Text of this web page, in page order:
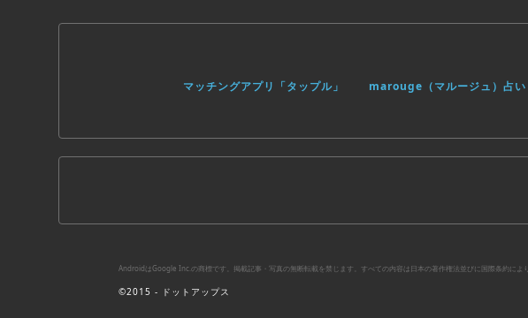
マッチングアプリ「タップル」
marouge（マルージュ）占い
AndroidはGoogle Inc.の商標です。掲載記事・写真の無断転載を禁じます。すべての内容は日本の著作権法並びに国際条約によ
©2015 - ドットアップス